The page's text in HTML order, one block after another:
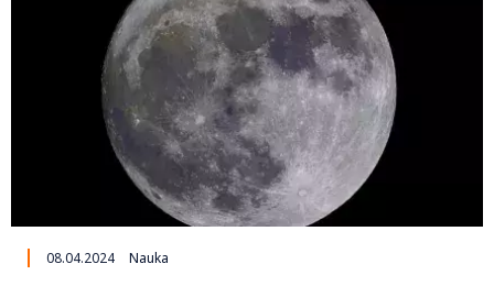
08.04.2024 Nauka